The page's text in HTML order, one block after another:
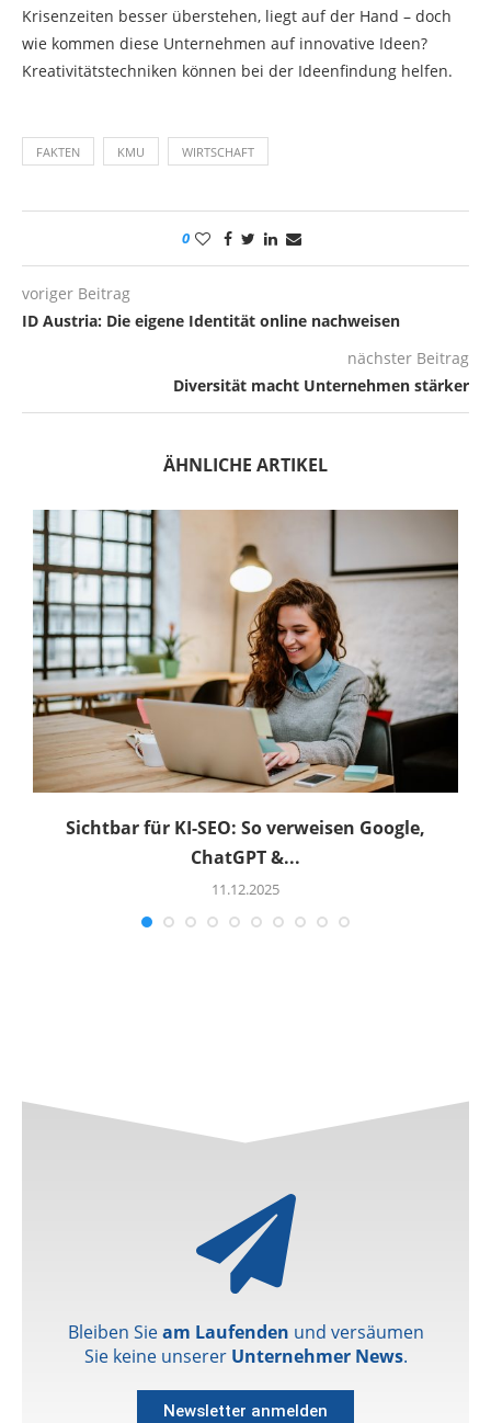
Krisenzeiten besser überstehen, liegt auf der Hand – doch
wie kommen diese Unternehmen auf innovative Ideen?
Kreativitätstechniken können bei der Ideenfindung helfen.
FAKTEN KMU WIRTSCHAFT
0
voriger Beitrag
ID Austria: Die eigene Identität online nachweisen
nächster Beitrag
Diversität macht Unternehmen stärker
ÄHNLICHE ARTIKEL
Sichtbar für KI-SEO: So verweisen Google,
ChatGPT &...
11.12.2025
Bleiben Sieam Laufenden und versäumen
Sie keine unserer Unternehmer News.
Newsletter anmelden